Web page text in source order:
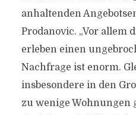
anhaltenden
Prodanovic. „Vor allem
erleben einen
Nachfrage ist enorm.
insbesondere in den
zu wenige Wohnungen